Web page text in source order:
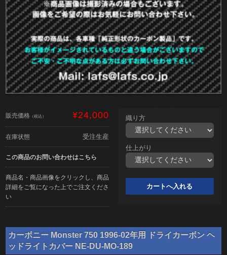
販売価格 （税込） ¥24,000
在庫状態 受注生産
この商品のお問い合わせはこちら
商品名・商品画像をクリックし、商品
詳細をご覧になった上でご注文くださ
い
織り方
仕上がり
カーボニー Monster 750 1996-02年用 ドライカーボン ヘ
ッドライトカバー NE-DU-MO-189